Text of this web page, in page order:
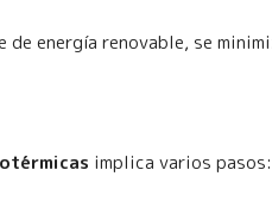
energía renovable, se
implica varios pasos: